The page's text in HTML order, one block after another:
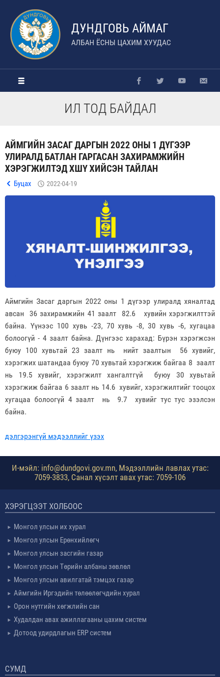
ДУНДГОВЬ АЙМАГ
АЛБАН ЁСНЫ ЦАХИМ ХУУДАС
ИЛ ТОД БАЙДАЛ
АЙМГИЙН ЗАСАГ ДАРГЫН 2022 ОНЫ 1 ДҮГЭЭР
УЛИРАЛД БАТЛАН ГАРГАСАН ЗАХИРАМЖИЙН
ХЭРЭГЖИЛТЭД ХШҮ ХИЙСЭН ТАЙЛАН
Буцах 2022-04-19
Аймгийн Засаг даргын 2022 оны 1 дүгээр улиралд хяналтад
авсан 36 захирамжийн 41 заалт 82.6 хувийн хэрэгжилттэй
байна. Үүнээс 100 хувь -23, 70 хувь -8, 30 хувь -6, хугацаа
болоогүй - 4 заалт байна. Дүнгээс харахад: Бүрэн хэрэгжсэн
буюу 100 хувьтай 23 заалт нь нийт заалтын 56 хувийг,
хэрэгжих шатандаа буюу 70 хувьтай хэрэгжиж байгаа 8 заалт
нь 19.5 хувийг, хэрэгжилт хангалтгүй буюу 30 хувьтай
хэрэгжиж байгаа 6 заалт нь 14.6 хувийг, хэрэгжилтийг тооцох
хугацаа болоогүй 4 заалт нь 9.7 хувийг тус тус эзэлсэн
байна.
дэлгэрэнгүй мэдээллийг үзэх
И-мэйл: info@dundgovi.gov.mn, Мэдээллийн лавлах утас:
7059-3833, Санал хүсэлт авах утас: 7059-106
ХЭРЭГЦЭЭТ ХОЛБООС
Монгол улсын их хурал
Монгол улсын Ерөнхийлөгч
Монгол улсын засгийн газар
Монгол улсын Төрийн албаны зөвлөл
Монгол улсын авилгатай тэмцэх газар
Аймгийн Иргэдийн төлөөлөгчдийн хурал
Орон нутгийн хөгжлийн сан
Худалдан авах ажиллагааны цахим систем
Дотоод удирдлагын ERP систем
СУМД